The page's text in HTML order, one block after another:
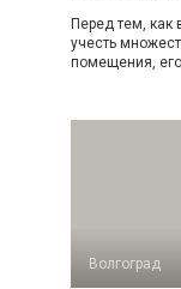
Перед тем, как
учесть
помещения, его
Волгоград